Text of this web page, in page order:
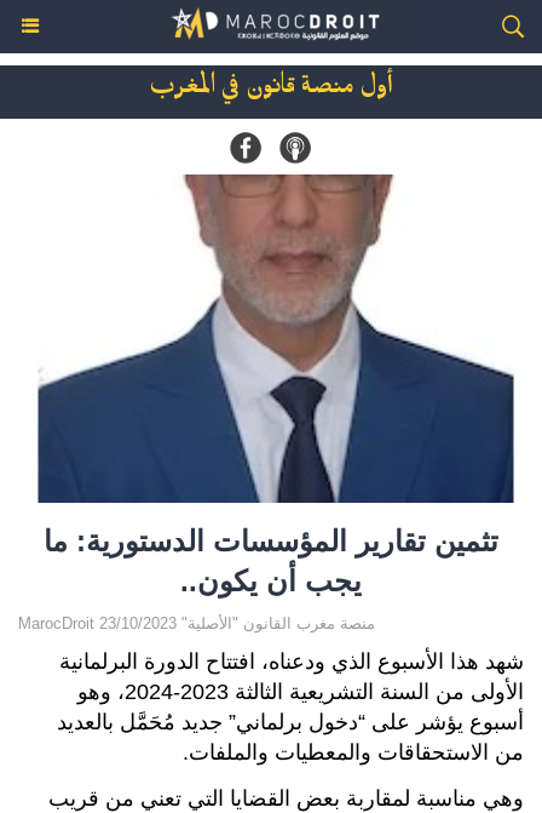
أول منصة قانون في المغرب
تثمين تقارير المؤسسات الدستورية: ما
يجب أن يكون..
MarocDroit منصة مغرب القانون "الأصلية" 23/10/2023
شهد هذا الأسبوع الذي ودعناه، افتتاح الدورة البرلمانية
الأولى من السنة التشريعية الثالثة 2023-2024، وهو
أسبوع يؤشر على “دخول برلماني” جديد مُحَمَّل بالعديد
من الاستحقاقات والمعطيات والملفات.
وهي مناسبة لمقاربة بعض القضايا التي تعني من قريب